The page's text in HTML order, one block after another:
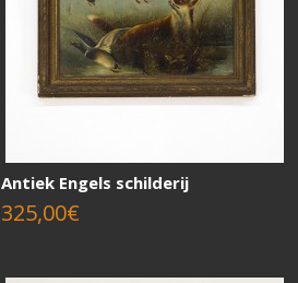
Antiek Engels schilderij
325,00€